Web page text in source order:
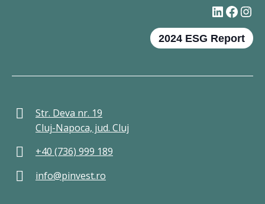
#
2024 ESG Report
Str. Deva nr. 19
Cluj-Napoca, jud. Cluj
+40 (736) 999 189
info@pinvest.ro